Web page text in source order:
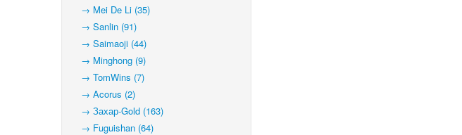
→ Mei De Li (35)
→ Sanlin (91)
→ Saimaoji (44)
→ Minghong (9)
→ TomWins (7)
→ Acorus (2)
→ Захар-Gold (163)
→ Fuguishan (64)